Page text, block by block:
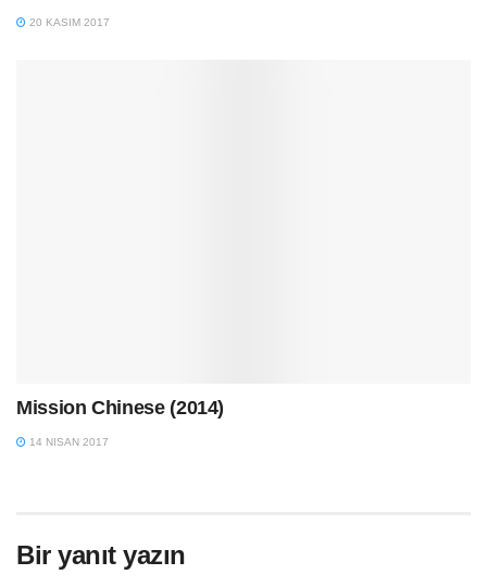
20 KASIM 2017
Mission Chinese (2014)
14 NISAN 2017
Bir yanıt yazın